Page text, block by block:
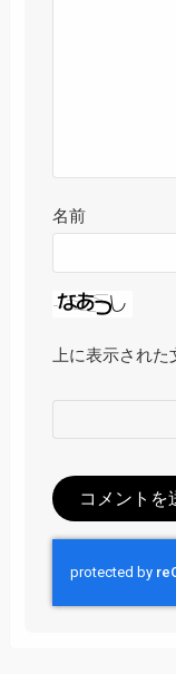
名前
上に表示され